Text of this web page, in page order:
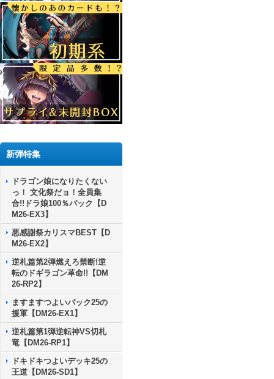
新弾特集
ドラゴン娘になりたくない
っ！ 文化祭だョ！全員集
合!!ドラ娘100％パック【D
M26-EX3】
悪感謝祭カリスマBEST【D
M26-EX2】
逆札篇第2弾燃えろ禁断!逆
転のドギラゴン革命!!【DM
26-RP2】
ますますつよいパック25の
援軍【DM26-EX1】
逆札篇第1弾逆転神VS切札
竜【DM26-RP1】
ドキドキつよいデッキ25の
王道【DM26-SD1】